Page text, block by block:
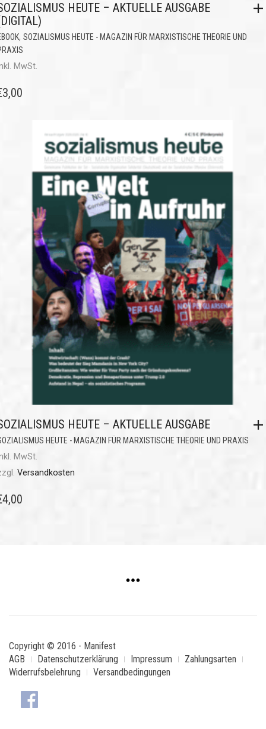
HEUTE – AKTUELLE AUSGABE
, SOZIALISMUS HEUTE - MAGAZIN FÜR MARXISTISCHE THEORIE UND
MwSt.
3,00
HEUTE – AKTUELLE AUSGABE
HEUTE - MAGAZIN FÜR MARXISTISCHE THEORIE UND PRAXIS
MwSt.
Versandkosten
4,00
Copyright © 2016 - Manifest
AGB
Datenschutzerklärung Impressum
Zahlungsarten
Widerrufsbelehrung
Versandbedingungen